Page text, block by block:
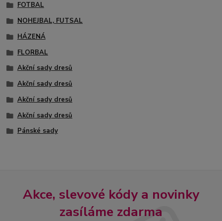
FOTBAL
NOHEJBAL, FUTSAL
HÁZENÁ
FLORBAL
Akční sady dresů
Akční sady dresů
Akční sady dresů
Akční sady dresů
Pánské sady
Akce, slevové kódy a novinky
zasíláme zdarma